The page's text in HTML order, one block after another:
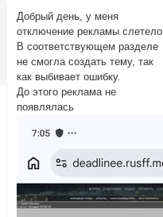
Добрый день, у меня
отключение рекламы
В соответствующем разделе
не смогла создать тему, так
как выбивает ошибку.
До этого реклама не
появлялась